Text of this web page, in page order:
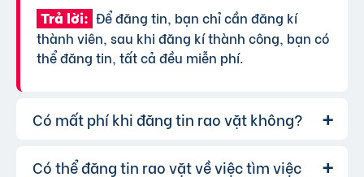
Trả lời: Để đăng tin, bạn chỉ cần đăng kí
thành viên, sau khi đăng kí thành công, bạn có
thể đăng tin, tất cả đều miễn phí.
Có mất phí khi đăng tin rao vặt không?
Trả lời: Chúng tôi cung cấp gói đăng tin miễn
Có thể đăng tin rao vặt về việc tìm việc